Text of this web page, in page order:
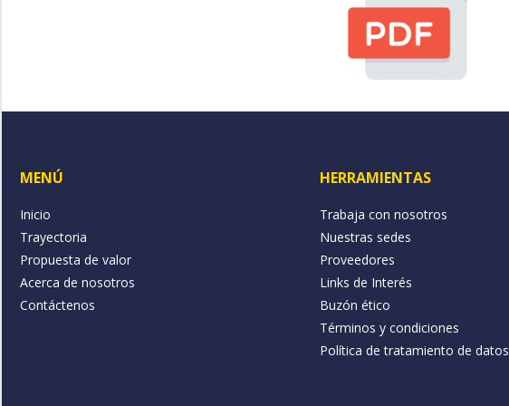
MENÚ
Inicio
Trayectoria
Propuesta de valor
Acerca de nosotros
Contáctenos
HERRAMIENTAS
Trabaja con nosotros
Nuestras sedes
Proveedores
Links de Interés
Buzón ético
Términos y condiciones
Política de tratamiento de datos